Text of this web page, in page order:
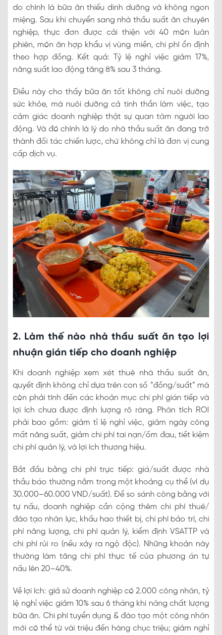
do chính là bữa ăn thiếu dinh dưỡng và không ngon
miệng. Sau khi chuyển sang nhà thầu suất ăn chuyên
nghiệp, thực đơn được cải thiện với 40 món luân
phiên, món ăn hợp khẩu vị vùng miền, chi phí ổn định
theo hợp đồng. Kết quả: Tỷ lệ nghỉ việc giảm 17%,
năng suất lao động tăng 8% sau 3 tháng.
Điều này cho thấy bữa ăn tốt không chỉ nuôi dưỡng
sức khỏe, mà nuôi dưỡng cả tinh thần làm việc, tạo
cảm giác doanh nghiệp thật sự quan tâm người lao
động. Và đó chính là lý do nhà thầu suất ăn đang trở
thành đối tác chiến lược, chứ không chỉ là đơn vị cung
cấp dịch vụ.
2. Làm thế nào nhà thầu suất ăn tạo lợi
nhuận gián tiếp cho doanh nghiệp
Khi doanh nghiệp xem xét thuê nhà thầu suất ăn,
quyết định không chỉ dựa trên con số “đồng/suất” mà
còn phải tính đến các khoản mục chi phí gián tiếp và
lợi ích chưa được định lượng rõ ràng. Phân tích ROI
phải bao gồm: giảm tỉ lệ nghỉ việc, giảm ngày công
mất năng suất, giảm chi phí tai nạn/ốm đau, tiết kiệm
chi phí quản lý, và lợi ích thương hiệu.
Bắt đầu bằng chi phí trực tiếp: giá/suất được nhà
thầu báo thường nằm trong một khoảng cụ thể (ví dụ
30.000–60.000 VND/suất). Để so sánh công bằng với
tự nấu, doanh nghiệp cần cộng thêm chi phí thuê/
đào tạo nhân lực, khấu hao thiết bị, chi phí bảo trì, chi
phí năng lượng, chi phí quản lý, kiểm định VSATTP và
chi phí rủi ro (nếu xảy ra ngộ độc). Những khoản này
thường làm tăng chi phí thực tế của phương án tự
nấu lên 20–40%.
Về lợi ích: giả sử doanh nghiệp có 2.000 công nhân, tỷ
lệ nghỉ việc giảm 10% sau 6 tháng khi nâng chất lượng
bữa ăn. Chi phí tuyển dụng & đào tạo một công nhân
mới có thể từ vài triệu đến hàng chục triệu; giảm nghỉ